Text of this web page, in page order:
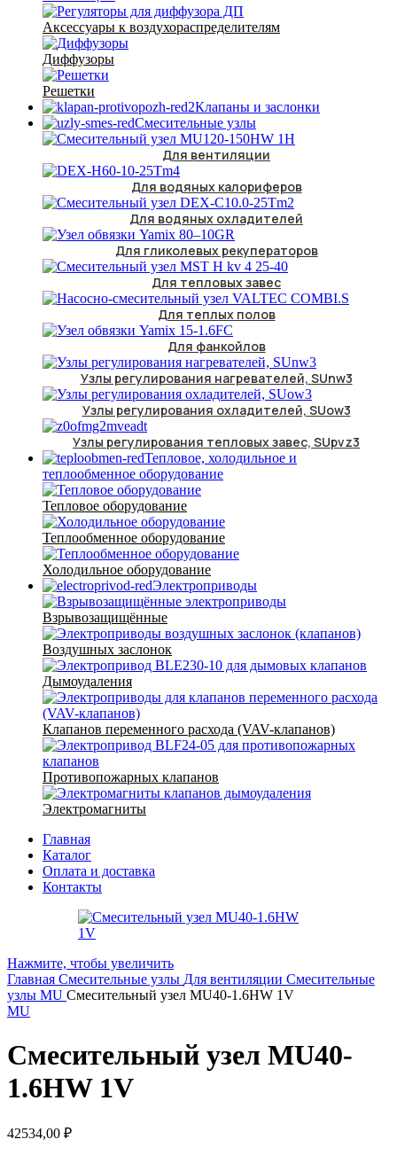
Аксессуары к воздухораспределителям
Диффузоры
Решетки
Клапаны и заслонки
Смесительные узлы
Для вентиляции
Для водяных калориферов
Для водяных охладителей
Для гликолевых рекуператоров
Для тепловых завес
Для теплых полов
Для фанкойлов
Узлы регулирования нагревателей, SUnw3
Узлы регулирования охладителей, SUow3
Узлы регулирования тепловых завес, SUpvz3
Тепловое, холодильное и
теплообменное оборудование
Тепловое оборудование
Теплообменное оборудование
Холодильное оборудование
Электроприводы
Взрывозащищённые
Воздушных заслонок
Дымоудаления
Клапанов переменного расхода (VAV-клапанов)
Противопожарных клапанов
Электромагниты
Главная
Каталог
Оплата и доставка
Контакты
Нажмите, чтобы увеличить
Главная Смесительные узлы Для вентиляции Смесительные
узлы MU Смесительный узел MU40-1.6HW 1V
MU
Смесительный узел MU40-
1.6HW 1V
42534,00 ₽